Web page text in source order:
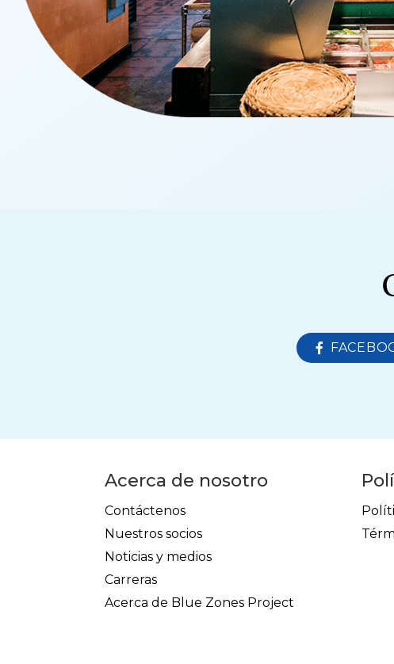
Acerca de nosotro
Contáctenos
Nuestros socios
Noticias y medios
Carreras
Acerca de Blue Zones Project